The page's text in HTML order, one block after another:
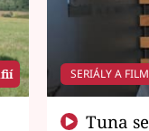
SERIÁLY A